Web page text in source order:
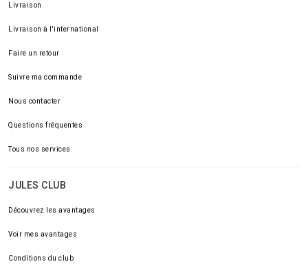
Livraison
Livraison à l'international
Faire un retour
Suivre ma commande
Nous contacter
Questions fréquentes
Tous nos services
JULES CLUB
Découvrez les avantages
Voir mes avantages
Conditions du club